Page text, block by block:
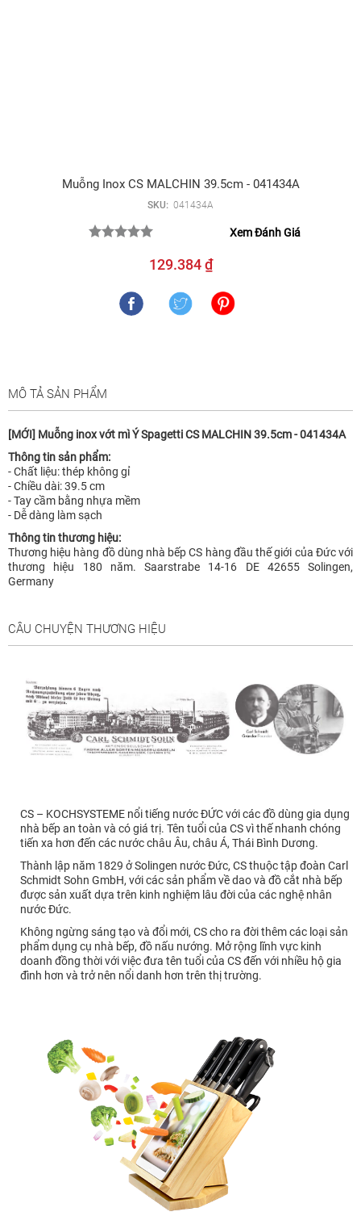
Muỗng Inox CS MALCHIN 39.5cm - 041434A
SKU: 041434A
Xem Đánh Giá
129.384 ₫
MÔ TẢ SẢN PHẨM
[MỚI] Muỗng inox vớt mì Ý Spagetti CS MALCHIN 39.5cm - 041434A
Thông tin sản phẩm:
- Chất liệu: thép không gỉ
- Chiều dài: 39.5 cm
- Tay cầm bằng nhựa mềm
- Dễ dàng làm sạch
Thông tin thương hiệu:
Thương hiệu hàng đồ dùng nhà bếp CS hàng đầu thế giới của Đức với
thương hiệu 180 năm. Saarstrabe 14-16 DE 42655 Solingen,
Germany
CÂU CHUYỆN THƯƠNG HIỆU
CS – KOCHSYSTEME nổi tiếng nước ĐỨC với các đồ dùng gia dụng
nhà bếp an toàn và có giá trị. Tên tuổi của CS vì thế nhanh chóng
tiến xa hơn đến các nước châu Âu, châu Á, Thái Bình Dương.
Thành lập năm 1829 ở Solingen nước Đức, CS thuộc tập đoàn Carl
Schmidt Sohn GmbH, với các sản phẩm về dao và đồ cắt nhà bếp
được sản xuất dựa trên kinh nghiệm lâu đời của các nghệ nhân
nước Đức.
Không ngừng sáng tạo và đổi mới, CS cho ra đời thêm các loại sản
phẩm dụng cụ nhà bếp, đồ nấu nướng. Mở rộng lĩnh vực kinh
doanh đồng thời với việc đưa tên tuổi của CS đến với nhiều hộ gia
đình hơn và trở nên nổi danh hơn trên thị trường.